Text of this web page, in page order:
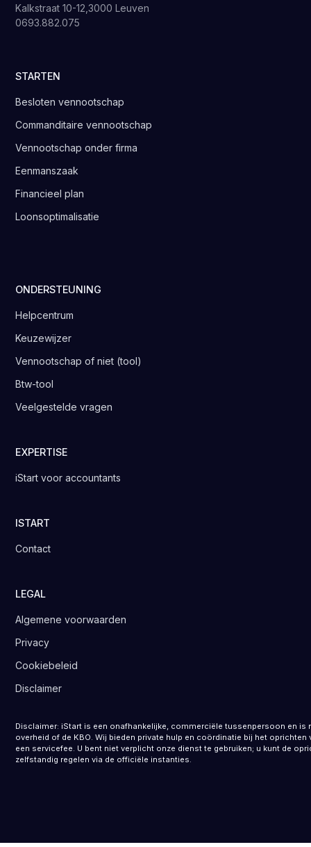
STARTEN
Besloten vennootschap
Commanditaire vennootschap
Vennootschap onder firma
Eenmanszaak
Financieel plan
Loonsoptimalisatie
ONDERSTEUNING
Helpcentrum
Keuzewijzer
Vennootschap of niet (tool)
Btw-tool
Veelgestelde vragen
EXPERTISE
iStart voor accountants
ISTART
Contact
LEGAL
Algemene voorwaarden
Privacy
Cookiebeleid
Disclaimer
Kalkstraat 10-12,3000 Leuven
0693.882.075
Disclaimer: iStart is een onafhankelijke, commerciële tussenpersoon en is
overheid of de KBO. Wij bieden private hulp en coördinatie bij het
een servicefee. U bent niet verplicht onze dienst te gebruiken; u kunt de
zelfstandig regelen via de officiële instanties.